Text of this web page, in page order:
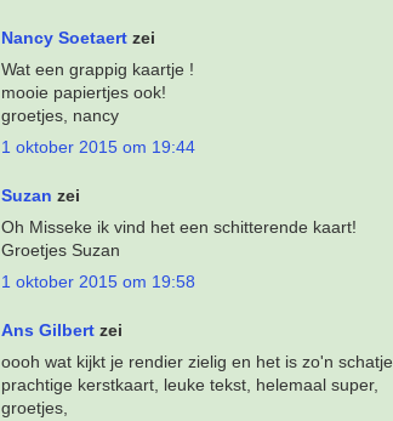
Nancy Soetaert zei
Wat een grappig kaartje !
mooie papiertjes ook!
groetjes, nancy
1 oktober 2015 om 19:44
Suzan zei
Oh Misseke ik vind het een schitterende kaart!
Groetjes Suzan
1 oktober 2015 om 19:58
Ans Gilbert zei
oooh wat kijkt je rendier zielig en het is zo'n schatje,
prachtige kerstkaart, leuke tekst, helemaal super,
groetjes,